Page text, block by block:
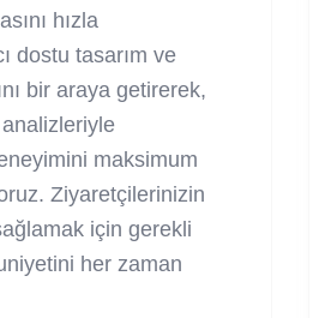
hızla
dostu tasarım ve
bir araya getirerek,
maksimum
Ziyaretçilerinizin
için gerekli
her zaman